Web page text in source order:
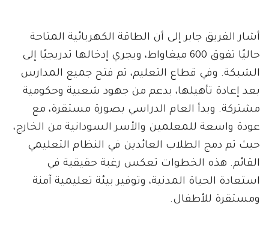
أشار الفريق جابر إلى أن الطاقة الكهربائية المتاحة
حاليًا تفوق 600 ميغاواط، ويجري إدخالها تدريجيًا إلى
الشبكة. وفي قطاع التعليم، تم فتح جميع المدارس
بعد إعادة تأهيلها، بدعم من جهود شعبية وحكومية
مشتركة. وبدأ العام الدراسي بصورة مستقرة، مع
عودة واسعة للمعلمين والأسر السودانية من الخارج،
حيث تم دمج الطلاب العائدين في النظام التعليمي
القائم. هذه الخطوات تعكس رغبة حقيقية في
استعادة الحياة المدنية، وتوفير بيئة تعليمية آمنة
ومستقرة للأطفال.